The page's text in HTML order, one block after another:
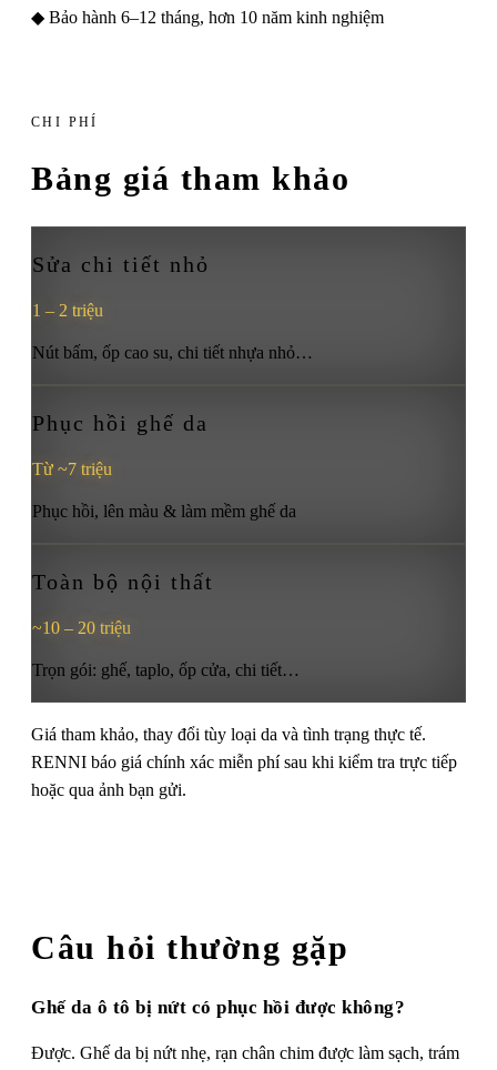
◆ Bảo hành 6–12 tháng, hơn 10 năm kinh nghiệm
CHI PHÍ
Bảng giá tham khảo
Sửa chi tiết nhỏ
1 – 2 triệu
Nút bấm, ốp cao su, chi tiết nhựa nhỏ…
Phục hồi ghế da
Từ ~7 triệu
Phục hồi, lên màu & làm mềm ghế da
Toàn bộ nội thất
~10 – 20 triệu
Trọn gói: ghế, taplo, ốp cửa, chi tiết…
Giá tham khảo, thay đổi tùy loại da và tình trạng thực tế.
RENNI báo giá chính xác miễn phí sau khi kiểm tra trực tiếp
hoặc qua ảnh bạn gửi.
Câu hỏi thường gặp
Ghế da ô tô bị nứt có phục hồi được không?
Được. Ghế da bị nứt nhẹ, rạn chân chim được làm sạch, trám